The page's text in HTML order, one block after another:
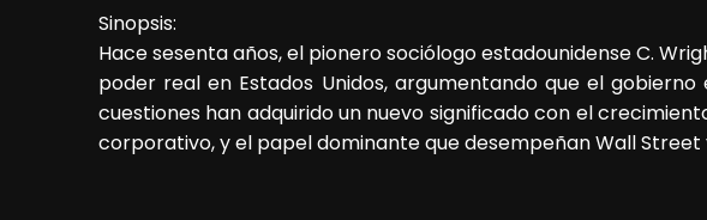
Sinopsis:
Hace sesenta años, el pionero sociólogo estadounidense C.
poder real en Estados Unidos, argumentando que el
cuestiones han adquirido un nuevo significado con el
corporativo, y el papel dominante que desempeñan Wall